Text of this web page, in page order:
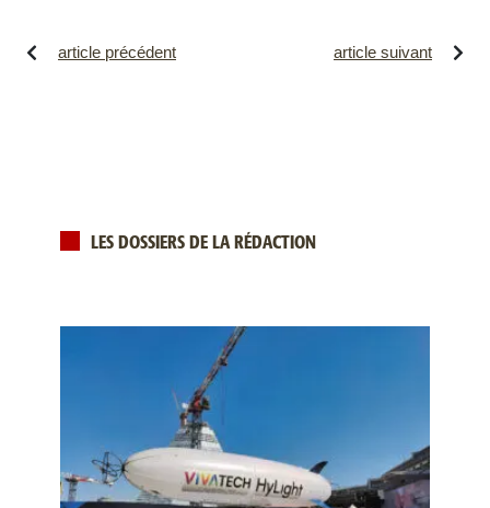
article précédent article suivant
LES DOSSIERS DE LA RÉDACTION